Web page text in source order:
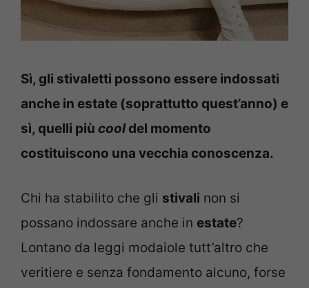
Sì, gli stivaletti possono essere indossati
anche in estate (soprattutto quest’anno) e
sì, quelli più cooldel momento
costituiscono una vecchia conoscenza.
Chi ha stabilito che gli stivali non si
possano indossare anche in estate?
Lontano da leggi modaiole tutt’altro che
veritiere e senza fondamento alcuno, forse